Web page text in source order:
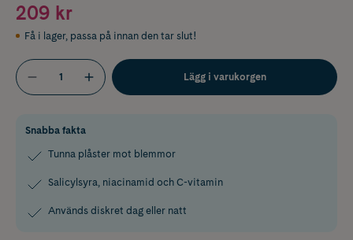
209 kr
Få i lager, passa på innan den tar slut!
Lägg i varukorgen
Snabba fakta
Tunna plåster mot blemmor
Salicylsyra, niacinamid och C-vitamin
Används diskret dag eller natt